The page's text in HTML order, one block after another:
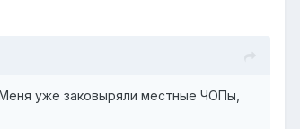
уже заковыряли местные ЧОПы,